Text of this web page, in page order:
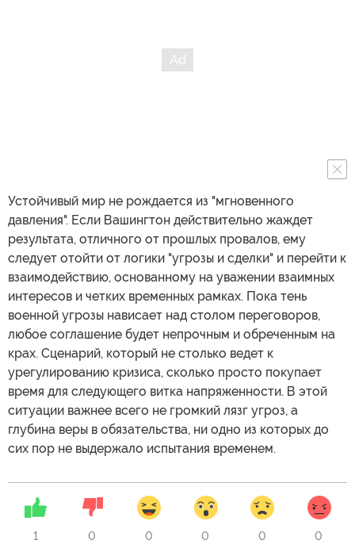
Устойчивый мир не рождается из "мгновенного
давления". Если Вашингтон действительно жаждет
результата, отличного от прошлых провалов, ему
следует отойти от логики "угрозы и сделки" и перейти к
взаимодействию, основанному на уважении взаимных
интересов и четких временных рамках. Пока тень
военной угрозы нависает над столом переговоров,
любое соглашение будет непрочным и обреченным на
крах. Сценарий, который не столько ведет к
урегулированию кризиса, сколько просто покупает
время для следующего витка напряженности. В этой
ситуации важнее всего не громкий лязг угроз, а
глубина веры в обязательства, ни одно из которых до
сих пор не выдержало испытания временем.
1 0 0 0 0 0